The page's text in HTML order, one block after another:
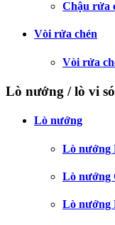
Chậu rửa
Vòi rửa chén
Vòi rửa
Lò nướng / lò vi
Lò nướng
Lò nướng
Lò nướng
Lò nướng